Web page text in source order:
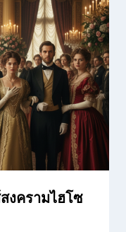
งครามไฮโซ